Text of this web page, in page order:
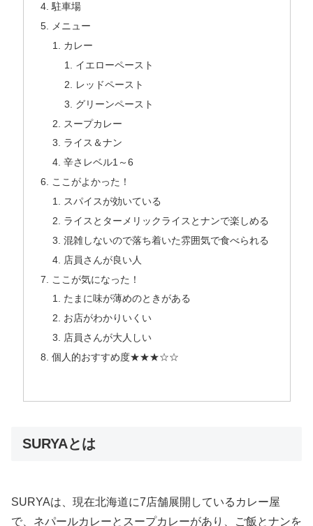
駐車場
メニュー
カレー
イエローペースト
レッドペースト
グリーンペースト
スープカレー
ライス＆ナン
辛さレベル1～6
ここがよかった！
スパイスが効いている
ライスとターメリックライスとナンで楽しめる
混雑しないので落ち着いた雰囲気で食べられる
店員さんが良い人
ここが気になった！
たまに味が薄めのときがある
お店がわかりいくい
店員さんが大人しい
個人的おすすめ度★★★☆☆
SURYAとは
SURYAは、現在北海道に7店舗展開しているカレー屋
で、ネパールカレーとスープカレーがあり、ご飯とナンを